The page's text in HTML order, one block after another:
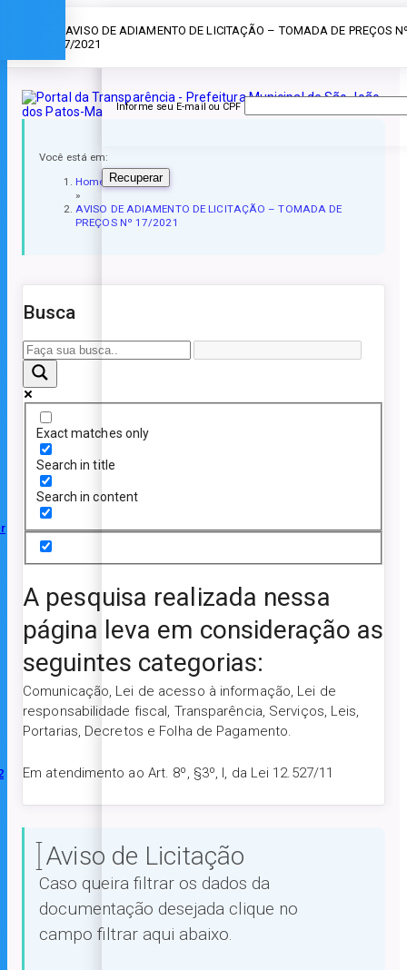
» AVISO DE ADIAMENTO DE LICITAÇÃO – TOMADA DE PREÇOS
17/2021
Você está em:
Home
»
AVISO DE ADIAMENTO DE LICITAÇÃO – TOMADA DE
PREÇOS Nº 17/2021
Busca
Exact matches only
Search in title
Search in content
A pesquisa realizada nessa
página leva em consideração as
seguintes categorias:
Comunicação, Lei de acesso à informação, Lei de
responsabilidade fiscal, Transparência, Serviços, Leis,
Portarias, Decretos e Folha de Pagamento.
Em atendimento ao Art. 8º, §3º, I, da Lei 12.527/11
Aviso de Licitação
Caso queira filtrar os dados da
documentação desejada clique no
campo filtrar aqui abaixo.
Informe seu E-mail ou CPF
Recuperar